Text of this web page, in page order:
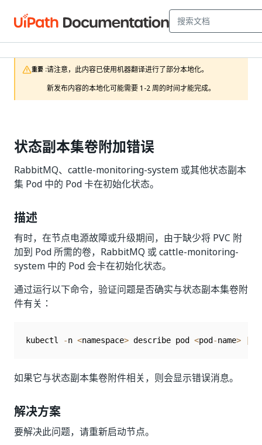
重要 :请注意，此内容已使用机器翻译进行了部分本地化。
新发布内容的本地化可能需要 1-2 周的时间才能完成。
状态副本集卷附加错误
RabbitMQ、cattle-monitoring-system 或其他状态副本
集 Pod 中的 Pod 卡在初始化状态。
描述
有时，在节点电源故障或升级期间，由于缺少将 PVC 附
加到 Pod 所需的卷，RabbitMQ 或 cattle-monitoring-
system 中的 Pod 会卡在初始化状态。
通过运行以下命令，验证问题是否确实与状态副本集卷附
件有关：
kubectl -n <namespace> describe pod <pod -name>
如果它与状态副本集卷附件相关，则会显示错误消息。
解决方案
要解决此问题，请重新启动节点。